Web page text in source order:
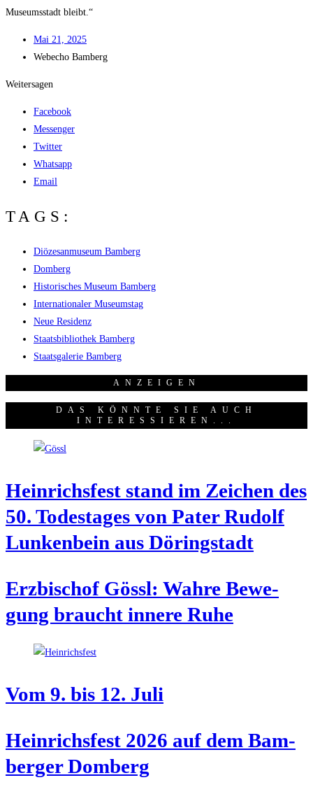
Muse­ums­stadt bleibt.“
Mai 21, 2025
Web­echo Bamberg
Weitersagen
Facebook
Messenger
Twitter
Whatsapp
Email
TAGS:
Diözesanmuseum Bamberg
Domberg
Historisches Museum Bamberg
Internationaler Museumstag
Neue Residenz
Staatsbibliothek Bamberg
Staatsgalerie Bamberg
ANZEI­GEN
DAS KÖNNTE SIE AUCH
INTERESSIEREN...
Hein­richs­fest stand im Zei­chen des
50. Todes­ta­ges von Pater Rudolf
Lun­ken­bein aus Döringstadt
Erz­bi­schof Gössl: Wah­re Bewe­
gung braucht inne­re Ruhe
Vom 9. bis 12. Juli
Hein­richs­fest 2026 auf dem Bam­
ber­ger Domberg